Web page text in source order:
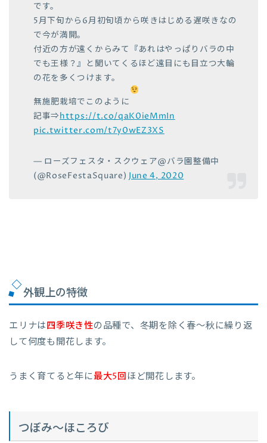
です。
5月下旬から6月初旬頃から咲きはじめる遅咲きなの
で今が満開。
付近の方が遠くからみて『あれはやっぱりバラの中
でも王様？』と聞いてくるほど遠目にも目立つ大輪
の花を多くつけます。
無施肥栽培でこのように
記事⇒https://t.co/qaK0ieMmIn
pic.twitter.com/t7y0wEZ3XS
— ローズフェスタ・スクウェア@バラ園整備中
(@RoseFestaSquare) June 4, 2020
外観上の特徴
エリナは四季咲き性の品種で、冬期を除く春～秋に繰り返
して何度も開花します。
うまく育てると年に最大5回ほど開花します。
つぼみ～ほころび